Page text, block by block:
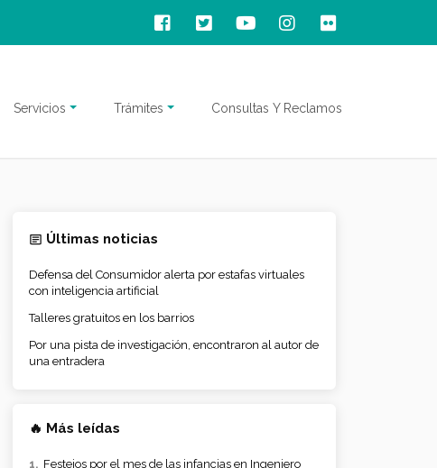
Servicios Trámites Consultas Y Reclamos
Últimas noticias
Defensa del Consumidor alerta por estafas virtuales
con inteligencia artificial
Talleres gratuitos en los barrios
Por una pista de investigación, encontraron al autor de
una entradera
🔥 Más leídas
Festejos por el mes de las infancias en Ingeniero